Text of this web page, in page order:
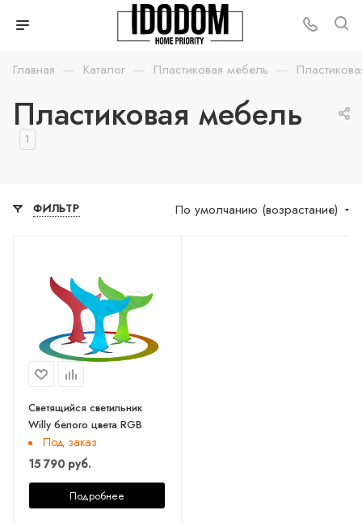
Главная — Каталог — Пластиковая мебель —
Пластиковая мебель
1
ФИЛЬТР По умолчанию (возрастание)
Светящийся светильник
Willy белого цвета RGB
Под заказ
15 790 руб.
Подробнее